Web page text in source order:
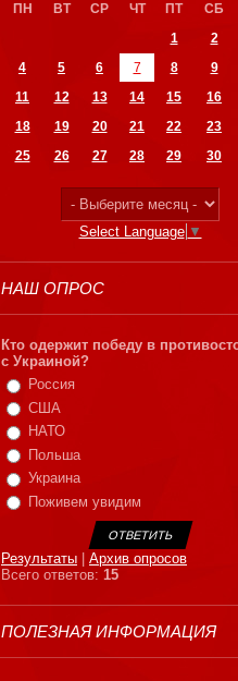
ПН ВТ СР ЧТ ПТ СБ
1
2
4
5 6 7 8 9
11
12 13 14 15 16
18
19 20 21 22 23
25
26 27 28 29 30
Select Language ▼
НАШ ОПРОС
Кто одержит победу в
с Украиной?
Россия
США
НАТО
Польша
Украина
Поживем увидим
Результаты
Архив опросов
Всего ответов: 15
ПОЛЕЗНАЯ ИНФОРМАЦИЯ